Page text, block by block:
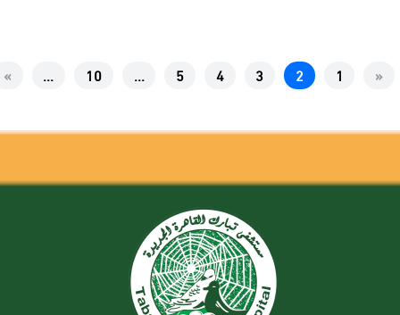
«
1
2
3
4
5
...
10
...
»